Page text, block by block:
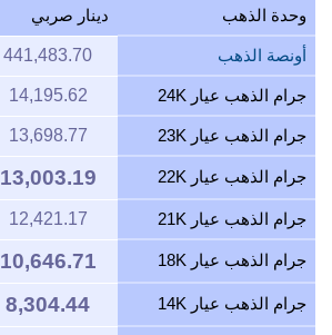
وحدة الذهب دينار صربي
أونصة الذهب 441,483.70
جرام الذهب عيار 24K 14,195.62
جرام الذهب عيار 23K 13,698.77
جرام الذهب عيار 22K 13,003.19
جرام الذهب عيار 21K 12,421.17
جرام الذهب عيار 18K 10,646.71
جرام الذهب عيار 14K 8,304.44